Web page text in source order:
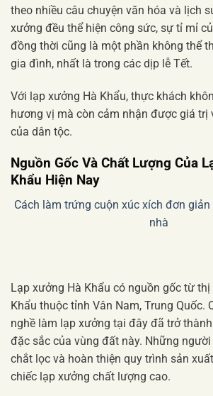
theo nhiều câu chuyện văn hóa và lịch
xưởng đều thể hiện công sức, sự tỉ mỉ
đồng thời cũng là một phần không thể
gia đình, nhất là trong các dịp lễ Tết.
Với lạp xưởng Hà Khẩu, thực khách
hương vị mà còn cảm nhận được giá trị
của dân tộc.
Nguồn Gốc Và Chất Lượng Của
Khẩu Hiện Nay
Cách làm trứng cuộn xúc xích đơn
nhà
Lạp xưởng Hà Khẩu có nguồn gốc từ
Khẩu thuộc tỉnh Vân Nam, Trung Quốc.
nghề làm lạp xưởng tại đây đã trở
đặc sắc của vùng đất này. Những
chắt lọc và hoàn thiện quy trình sản
chiếc lạp xưởng chất lượng cao.